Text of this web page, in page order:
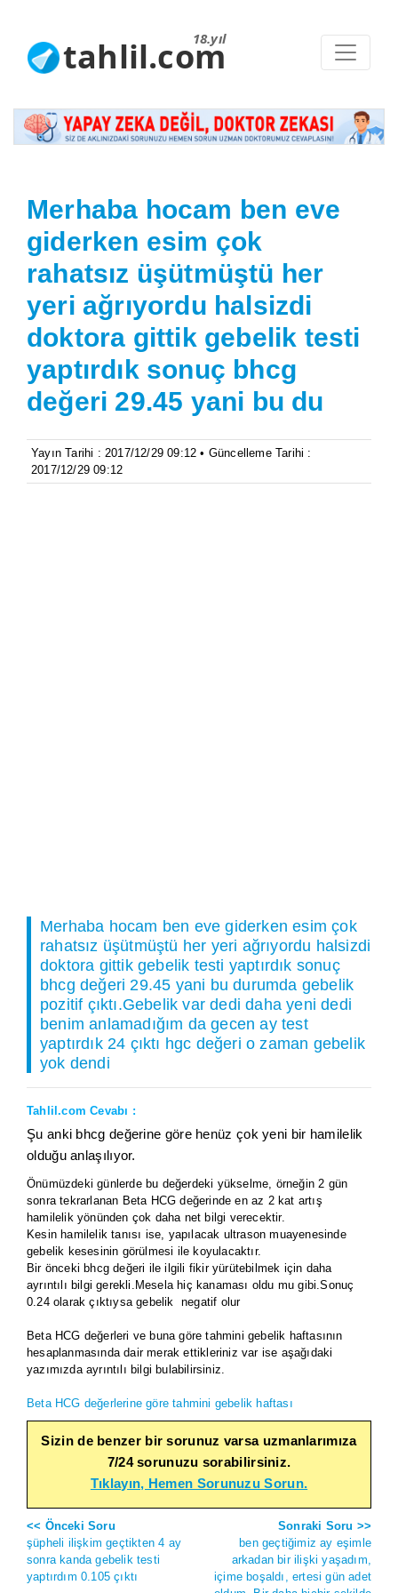
18.yıl
tahlil.com
Merhaba hocam ben eve
giderken esim çok
rahatsız üşütmüştü her
yeri ağrıyordu halsizdi
doktora gittik gebelik testi
yaptırdık sonuç bhcg
değeri 29.45 yani bu du
Yayın Tarihi : 2017/12/29 09:12 • Güncelleme Tarihi :
2017/12/29 09:12
Merhaba hocam ben eve giderken esim çok
rahatsız üşütmüştü her yeri ağrıyordu halsizdi
doktora gittik gebelik testi yaptırdık sonuç
bhcg değeri 29.45 yani bu durumda gebelik
pozitif çıktı.Gebelik var dedi daha yeni dedi
benim anlamadığım da gecen ay test
yaptırdık 24 çıktı hgc değeri o zaman gebelik
yok dendi
Tahlil.com Cevabı :
Şu anki bhcg değerine göre henüz çok yeni bir hamilelik
olduğu anlaşılıyor.
Önümüzdeki günlerde bu değerdeki yükselme, örneğin 2 gün
sonra tekrarlanan Beta HCG değerinde en az 2 kat artış
hamilelik yönünden çok daha net bilgi verecektir.
Kesin hamilelik tanısı ise, yapılacak ultrason muayenesinde
gebelik kesesinin görülmesi ile koyulacaktır.
Bir önceki bhcg değeri ile ilgili fikir yürütebilmek için daha
ayrıntılı bilgi gerekli.Mesela hiç kanaması oldu mu gibi.Sonuç
0.24 olarak çıktıysa gebelik negatif olur
Beta HCG değerleri ve buna göre tahmini gebelik haftasının
hesaplanmasında dair merak ettikleriniz var ise aşağıdaki
yazımızda ayrıntılı bilgi bulabilirsiniz.
Beta HCG değerlerine göre tahmini gebelik haftası
Sizin de benzer bir sorunuz varsa uzmanlarımıza
7/24 sorunuzu sorabilirsiniz.
Tıklayın, Hemen Sorunuzu Sorun.
<< Önceki Soru
şüpheli ilişkim geçtikten 4 ay
sonra kanda gebelik testi
yaptırdım 0.105 çıktı
Sonraki Soru >>
ben geçtiğimiz ay eşimle
arkadan bir ilişki yaşadım,
içime boşaldı, ertesi gün adet